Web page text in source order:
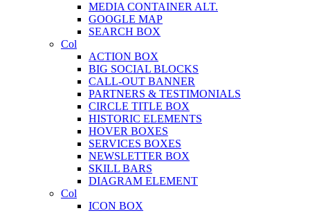
MEDIA CONTAINER ALT.
GOOGLE MAP
SEARCH BOX
Col
ACTION BOX
BIG SOCIAL BLOCKS
CALL-OUT BANNER
PARTNERS & TESTIMONIALS
CIRCLE TITLE BOX
HISTORIC ELEMENTS
HOVER BOXES
SERVICES BOXES
NEWSLETTER BOX
SKILL BARS
DIAGRAM ELEMENT
Col
ICON BOX